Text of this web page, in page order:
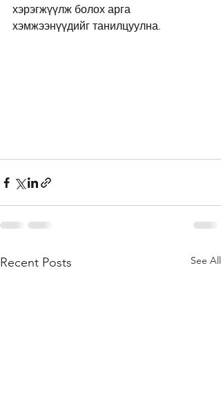
хэрэгжүүлж болох арга
хэмжээнүүдийг танилцуулна.
Recent Posts See All